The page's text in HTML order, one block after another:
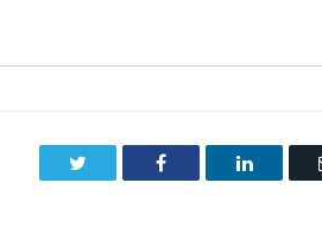
Facebook LinkedIn